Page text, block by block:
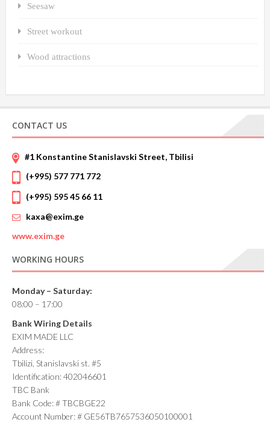
Seesaw
Street workout
Wood attractions
CONTACT US
#1 Konstantine Stanislavski Street, Tbilisi
(+995) 577 771 772
(+995) 595 45 66 11
kaxa@exim.ge
www.exim.ge
WORKING HOURS
Monday – Saturday:
08:00 – 17:00
Bank Wiring Details
EXIM MADE LLC
Address:
Tbilizi, Stanislavski st. #5
Identification: 402046601
TBC Bank
Bank Code: # TBCBGE22
Account Number: # GE56TB7657536050100001